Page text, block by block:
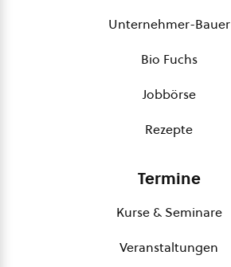
Unternehmer-Bauer
Bio Fuchs
Jobbörse
Rezepte
Termine
Kurse & Seminare
Veranstaltungen